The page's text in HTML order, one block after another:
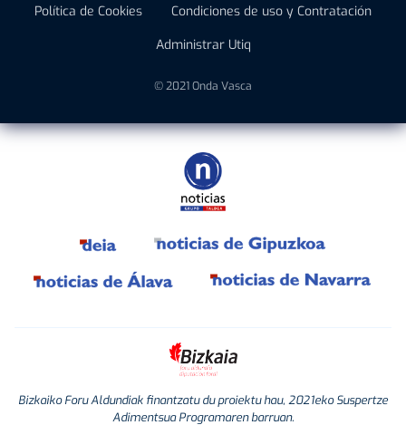
Política de Cookies
Condiciones de uso y Contratación
Administrar Utiq
© 2021 Onda Vasca
Bizkaiko Foru Aldundiak finantzatu du proiektu hau, 2021eko Suspertze
Adimentsua Programaren barruan.